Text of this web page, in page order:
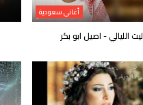
أغاني سعودية
ليت الليالي - اصيل ابو بكر